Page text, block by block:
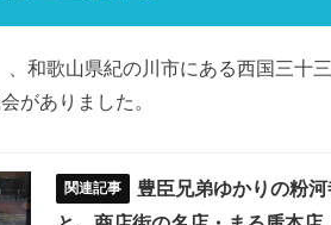
、和歌山県紀の川市にある西国三十
がありました。
豊臣兄弟ゆかりの粉